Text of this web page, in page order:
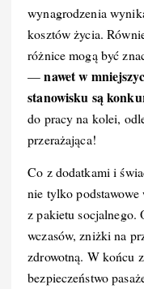
wynagrodzenia
kosztów życia.
różnice mogą być
—nawet w
stanowisku są
do pracy na kolei,
przerażająca!
Co z dodatkami i
nie tylko
z pakietu socjalnego.
wczasów, zniżki na
zdrowotną. W końcu
bezpieczeństwo